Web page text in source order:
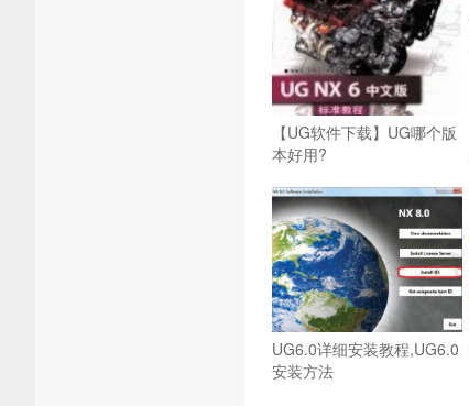
【UG软件下载】UG哪个版
本好用?
UG6.0详细安装教程,UG6.0
安装方法